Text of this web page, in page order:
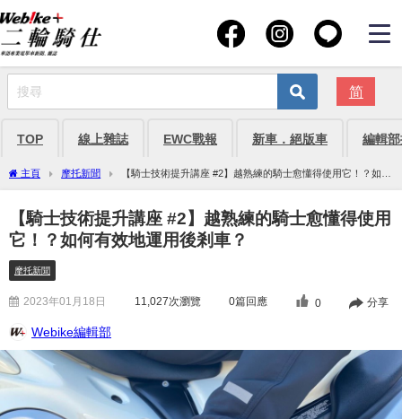
简
TOP 線上雜誌 EWC戰報 新車．絕版車 編輯
主頁 摩托新聞
【騎士技術提升講座 #2】越熟練的騎士愈懂得使用它！？如何
有效地運用後剎車？
【騎士技術提升講座 #2】越熟練的騎士愈懂得使用
它！？如何有效地運用後剎車？
摩托新聞
2023年01月18日 11,027次瀏覽 0篇回應 0 分享
Webike編輯部